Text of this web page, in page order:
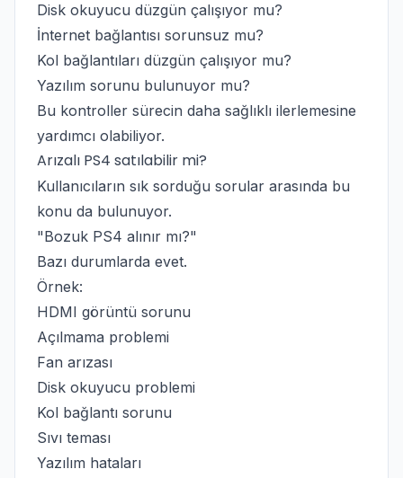
Disk okuyucu düzgün çalışıyor mu?
İnternet bağlantısı sorunsuz mu?
Kol bağlantıları düzgün çalışıyor mu?
Yazılım sorunu bulunuyor mu?
Bu kontroller sürecin daha sağlıklı ilerlemesine
yardımcı olabiliyor.
Arızalı PS4 satılabilir mi?
Kullanıcıların sık sorduğu sorular arasında bu
konu da bulunuyor.
"Bozuk PS4 alınır mı?"
Bazı durumlarda evet.
Örnek:
HDMI görüntü sorunu
Açılmama problemi
Fan arızası
Disk okuyucu problemi
Kol bağlantı sorunu
Sıvı teması
Yazılım hataları